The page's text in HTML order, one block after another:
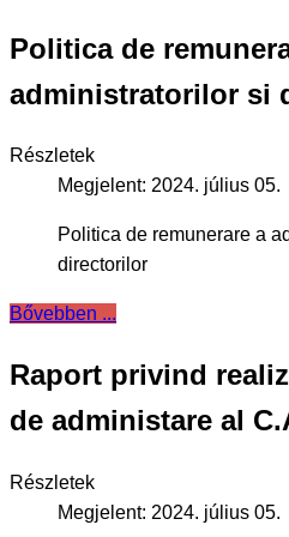
Politica de
administratorilor si
Részletek
Megjelent: 2024. július 05.
Politica de remunerare a
directorilor
Bővebben ...
Raport privind
de administare al
Részletek
Megjelent: 2024. július 05.